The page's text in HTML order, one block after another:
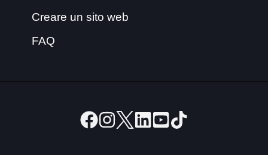
Creare un sito web
FAQ